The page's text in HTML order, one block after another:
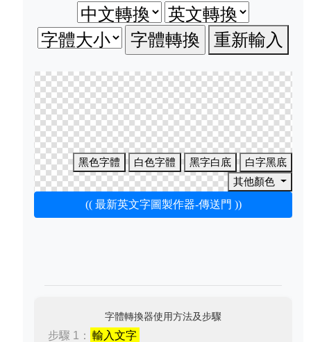
重新輸入
黑色字體 白色字體 黑字白底
白字黑底
其他顏色
(( 最新英文字圖製作器-傳送門 ))
字體轉換器使用方法及步驟
步驟 1： 輸入文字